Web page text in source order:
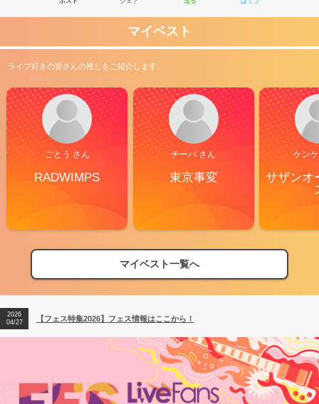
マイベスト
ライブ好きの皆さんの推しをご紹介します。
ごとう さん
RADWIMPS
チーバ さん
東京事変
ケン
サザンオ
マイベスト一覧へ
【フェス特集2026】フェス情報はここから！
【ライブ動員ランキング】2026年上半期編発表！
2026
04/27
【フェス特集2026】フェス情報はここから！
2026
【ライブ動員ランキング】2026年上半期編発表！